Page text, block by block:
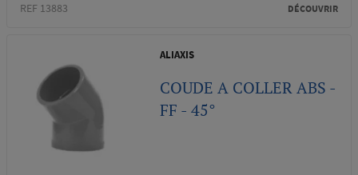
REF 13883 DÉCOUVRIR
ALIAXIS
COUDE A COLLER ABS -
FF - 45°